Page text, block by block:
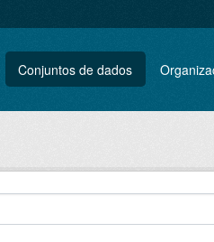
Conjuntos de dados